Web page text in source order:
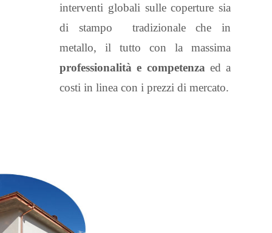
interventi globali sulle coperture sia
di stampo tradizionale che in
metallo, il tutto con la massima
professionalità e competenza ed a
costi in linea con i prezzi di mercato.